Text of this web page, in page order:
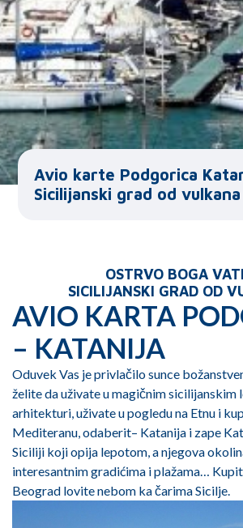
Avio karte Podgorica
Sicilijanski grad od vulkana
OSTRVO BOGA
SICILIJANSKI GRAD OD
AVIO KARTA
– KATANIJA
Oduvek Vas je privlačilo sunce
želite da uživate u magičnim sicilijanskim
arhitekturi, uživate u pogledu na Etnu i
Mediteranu, odaberit– Katanija i zape
Siciliji koji opija lepotom, a njegova
interesantnim gradićima i plažama…
Beograd lovite nebom ka čarima Sicilje.